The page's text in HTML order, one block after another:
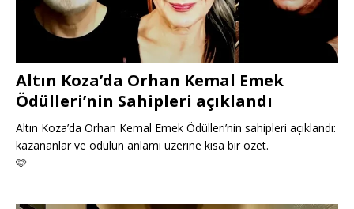
Altın Koza’da Orhan Kemal Emek
Ödülleri’nin Sahipleri açıklandı
Altın Koza’da Orhan Kemal Emek Ödülleri’nin sahipleri açıklandı:
kazananlar ve ödülün anlamı üzerine kısa bir özet.
🩷